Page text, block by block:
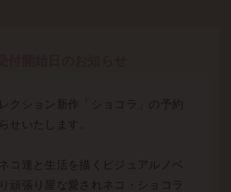
クション新作「ショコラ」の予約
せいたします。
コ達と生活を描くビジュアルノベ
頑張り屋な愛されネコ・ショコラ